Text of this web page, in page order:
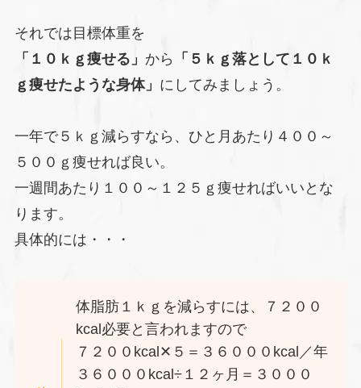
それでは目標体重を
「１０ｋｇ痩せる」 から
「５ｋｇ落として１０ｋ
ｇ痩せたような身体」 にしてみましょう。
一年で５ｋｇ減らすなら、ひと月あたり４００～
５００ｇ痩せれば良い。
一週間あたり１００～１２５ｇ痩せればいいとな
ります。
具体的には・・・
体脂肪１ｋｇを減らすには、７２００
kcal必要と言われますので
７２００kcal✕５＝３６０００kcal／年
３６０００kcal÷１２ヶ月＝３０００